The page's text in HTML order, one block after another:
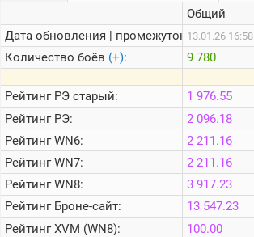
Информация
Онлайн
Цветовая
шкала
Теlegram
ВК
Портал
Мира
Танков
Дата обновления | промежуток:
Количество боёв (+):
РейтингРЭ старый:
РейтингРЭ:
РейтингWN6:
РейтингWN7:
РейтингWN8:
РейтингБроне-сайт:
РейтингXVM (WN8):
Общий
13.01.26 16:58
9 780
1 976.55
2 096.18
2 211.16
2 211.16
3 917.23
13 547.23
100.00